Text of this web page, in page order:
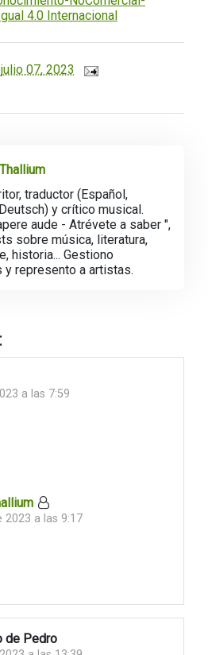
4.0 Internacional
julio 07, 2023
traductor (Español,
y crítico musical.
aude - Atrévete a saber ",
sobre música, literatura,
historia... Gestiono
represento a artistas.
a las 7:59
2023 a las 9:17
de Pedro